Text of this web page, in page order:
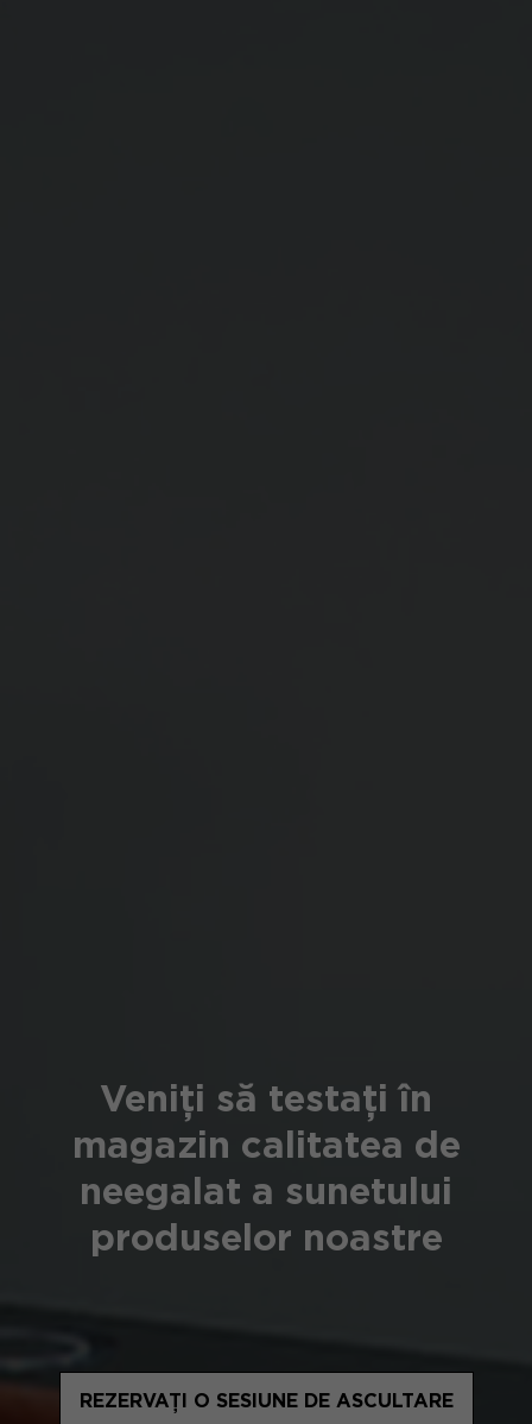
Veniți să testați în
magazin calitatea de
neegalat a sunetului
produselor noastre
REZERVAȚI O SESIUNE DE ASCULTARE